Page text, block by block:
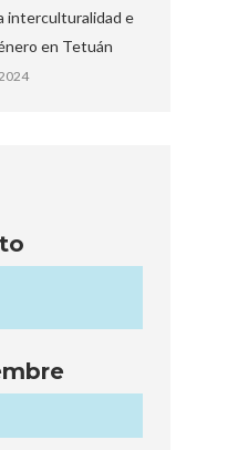
interculturalidad e
en Tetuán